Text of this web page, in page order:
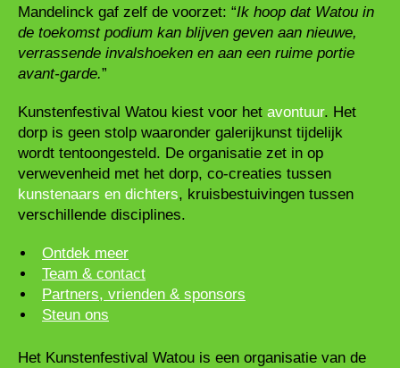
Mandelinck gaf zelf de voorzet: “Ik hoop dat Watou in
de toekomst podium kan blijven geven aan nieuwe,
verrassende invalshoeken en aan een ruime portie
avant-garde. ”
Kunstenfestival Watou kiest voor het avontuur. Het
dorp is geen stolp waaronder galerijkunst tijdelijk
wordt tentoongesteld. De organisatie zet in op
verwevenheid met het dorp, co-creaties tussen
kunstenaars en dichters , kruisbestuivingen tussen
verschillende disciplines.
Ontdek meer
Team & contact
Partners, vrienden & sponsors
Steun ons
Het Kunstenfestival Watou is een organisatie van de